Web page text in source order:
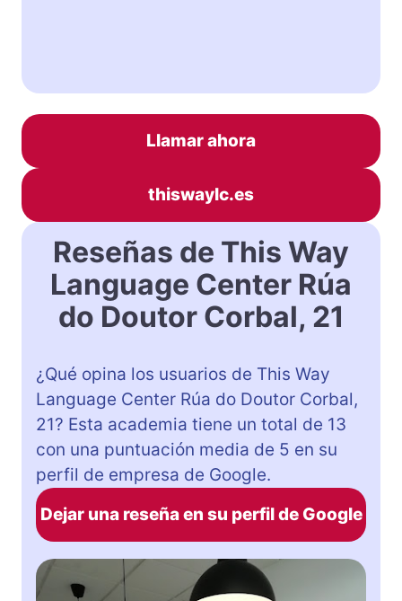
Llamar ahora
thiswaylc.es
Reseñas de This Way
Language Center Rúa
do Doutor Corbal, 21
¿Qué opina los usuarios de This Way
Language Center Rúa do Doutor Corbal,
21? Esta academia tiene un total de 13
con una puntuación media de 5 en su
perfil de empresa de Google.
Dejar una reseña en su perfil de Google